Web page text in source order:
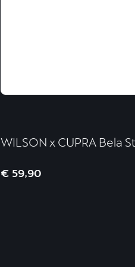
WILSON x CUPRA Bela
€ 59,90